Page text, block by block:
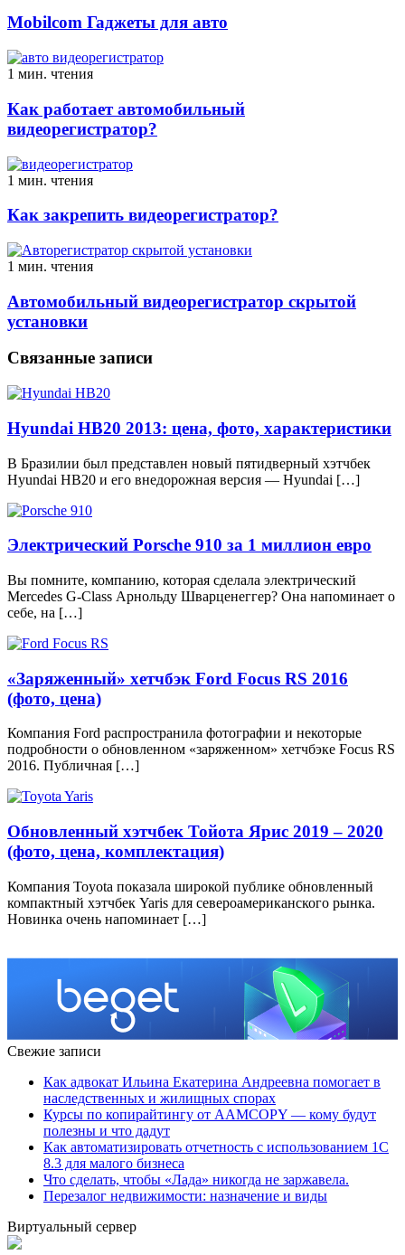
Mobilcom Гаджеты для авто
1 мин. чтения
Как работает автомобильный
видеорегистратор?
1 мин. чтения
Как закрепить видеорегистратор?
1 мин. чтения
Автомобильный видеорегистратор скрытой
установки
Связанные записи
Hyundai HB20 2013: цена, фото, характеристики
В Бразилии был представлен новый пятидверный хэтчбек
Hyundai HB20 и его внедорожная версия — Hyundai […]
Электрический Porsche 910 за 1 миллион евро
Вы помните, компанию, которая сделала электрический
Mercedes G-Class Арнольду Шварценеггер? Она напоминает о
себе, на […]
«Заряженный» хетчбэк Ford Focus RS 2016
(фото, цена)
Компания Ford распространила фотографии и некоторые
подробности о обновленном «заряженном» хетчбэке Focus RS
2016. Публичная […]
Обновленный хэтчбек Тойота Ярис 2019 – 2020
(фото, цена, комплектация)
Компания Toyota показала широкой публике обновленный
компактный хэтчбек Yaris для североамериканского рынка.
Новинка очень напоминает […]
Свежие записи
Как адвокат Ильина Екатерина Андреевна помогает в
наследственных и жилищных спорах
Курсы по копирайтингу от AAMCOPY — кому будут
полезны и что дадут
Как автоматизировать отчетность с использованием 1С
8.3 для малого бизнеса
Что сделать, чтобы «Лада» никогда не заржавела.
Перезалог недвижимости: назначение и виды
Виртуальный сервер